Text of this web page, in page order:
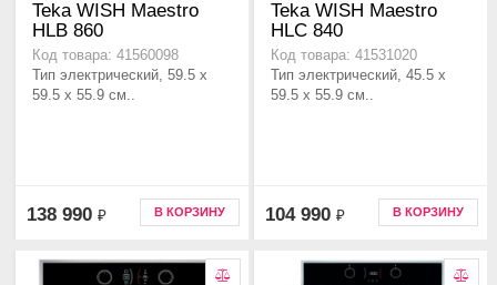
Teka WISH Maestro
HLB 860
Код товара: 41560098
Тип электрический, 59.5 х
59.5 x 55.9 см..
138 990 ₽ В КОРЗИНУ
Teka WISH Maestro
HLC 840
Код товара: 41531020
Тип электрический, 45.5 х
59.5 x 55.9 см..
104 990 ₽ В КОРЗИНУ